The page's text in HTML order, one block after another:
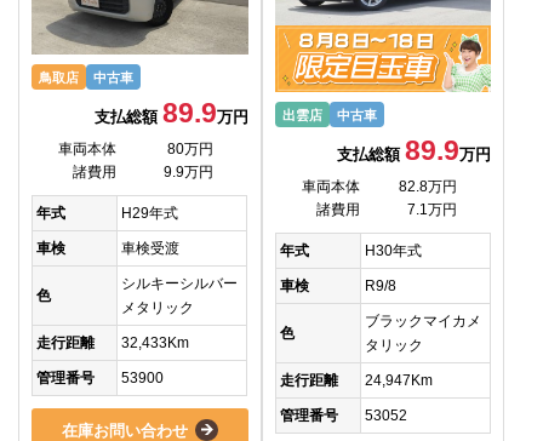
鳥取店 中古車
支払総額 89.9万円
車両本体
80万円
諸費用
9.9万円
年式 H29年式
車検 車検受渡
色
シルキーシルバー
メタリック
走行距離 32,433Km
管理番号 53900
在庫お問い合わせ
出雲店 中古車
支払総額89.9万円
車両本体
82.8万円
諸費用
7.1万円
年式 H30年式
車検 R9/8
色
ブラックマイカメ
タリック
走行距離 24,947Km
管理番号 53052